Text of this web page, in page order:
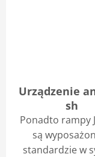
Urządzenie
sh
Ponadto rampy
są
standardzie w